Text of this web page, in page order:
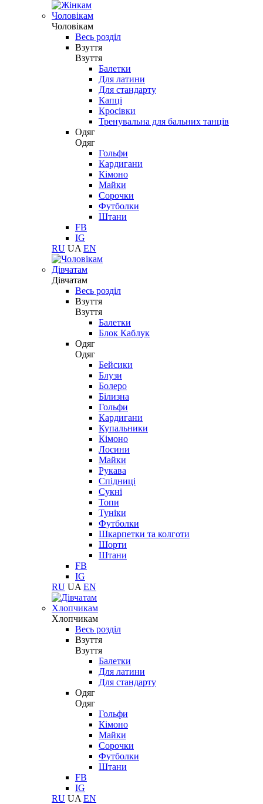
Чоловікам
Чоловікам
Весь розділ
Взуття
Взуття
Балетки
Для латини
Для стандарту
Капці
Кросівки
Тренувальна для бальних танців
Одяг
Одяг
Гольфи
Кардигани
Кімоно
Майки
Сорочки
Футболки
Штани
FB
IG
RU UA EN
Дівчатам
Дівчатам
Весь розділ
Взуття
Взуття
Балетки
Блок Каблук
Одяг
Одяг
Бейсики
Блузи
Болеро
Білизна
Гольфи
Кардигани
Купальники
Кімоно
Лосини
Майки
Рукава
Спідниці
Сукні
Топи
Туніки
Футболки
Шкарпетки та колготи
Шорти
Штани
FB
IG
RU UA EN
Хлопчикам
Хлопчикам
Весь розділ
Взуття
Взуття
Балетки
Для латини
Для стандарту
Одяг
Одяг
Гольфи
Кімоно
Майки
Сорочки
Футболки
Штани
FB
IG
RU UA EN